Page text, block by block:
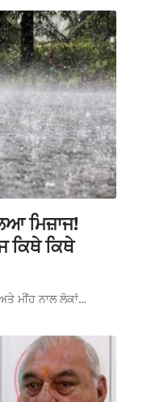
ਮਿਜ਼ਾਜ!
ਕਿਥੇ
ਮੀਂਹ ਨਾਲ ਲੋਕਾਂ…